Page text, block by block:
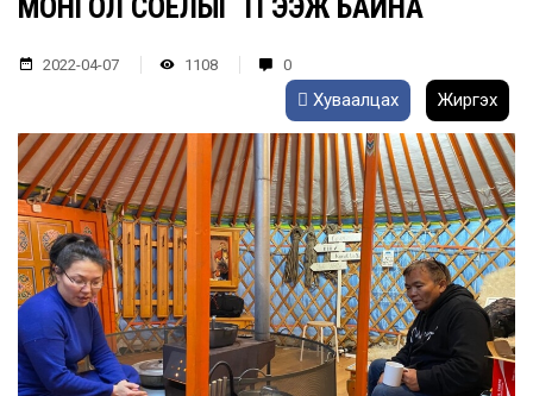
МОНГОЛ СОЁЛЫГ ТҮГЭЭЖ БАЙНА
2022-04-07 1108 0
Хуваалцах Жиргэх